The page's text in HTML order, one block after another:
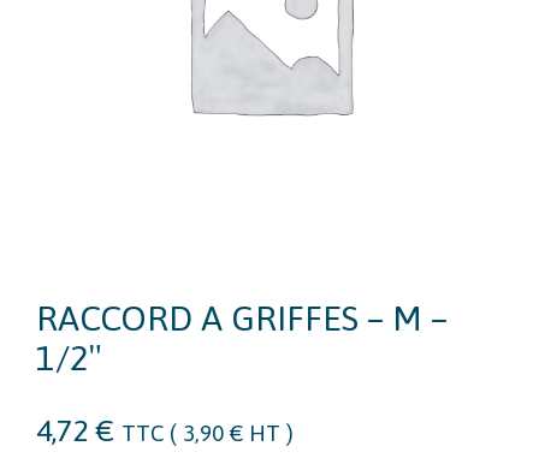
RACCORD A GRIFFES – M –
1/2″
4,72 € TTC ( 3,90 € HT )